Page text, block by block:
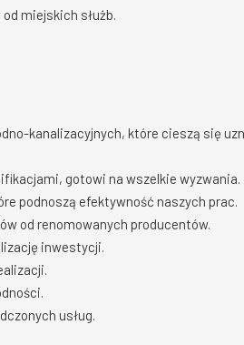
miejskich służb.
kanalizacyjnych, które cieszą się
gotowi na wszelkie wyzwania.
podnoszą efektywność naszych prac.
od renomowanych producentów.
inwestycji.
usług.